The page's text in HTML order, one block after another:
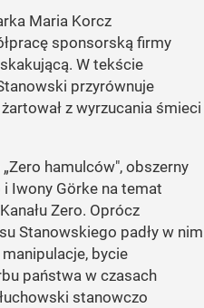
Maria Korcz
sponsorską firmy
W tekście
przyrównuje
z wyrzucania śmieci
hamulców", obszerny
i Iwony Görke na temat
Zero. Oprócz
Stanowskiego padły w nim
bycie
państwa w czasach
stanowczo